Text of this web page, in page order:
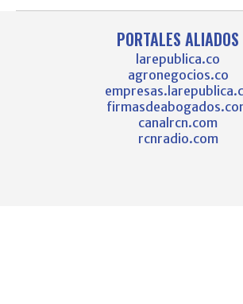
PORTALES ALIADOS
larepublica.co
agronegocios.co
canalrcn.com
rcnradio.com